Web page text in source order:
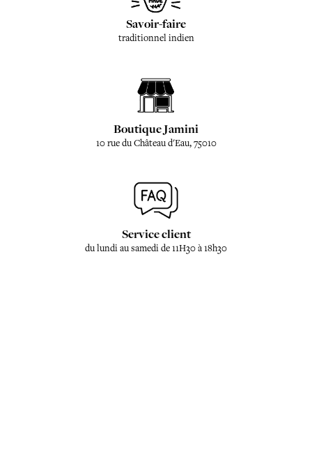
Savoir-faire
traditionnel indien
Boutique Jamini
10 rue du Château d'Eau, 75010
Service client
du lundi au samedi de 11H30 à 18h30